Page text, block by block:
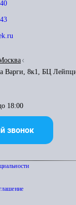
Варги, 8к1, БЦ
18:00
звонок